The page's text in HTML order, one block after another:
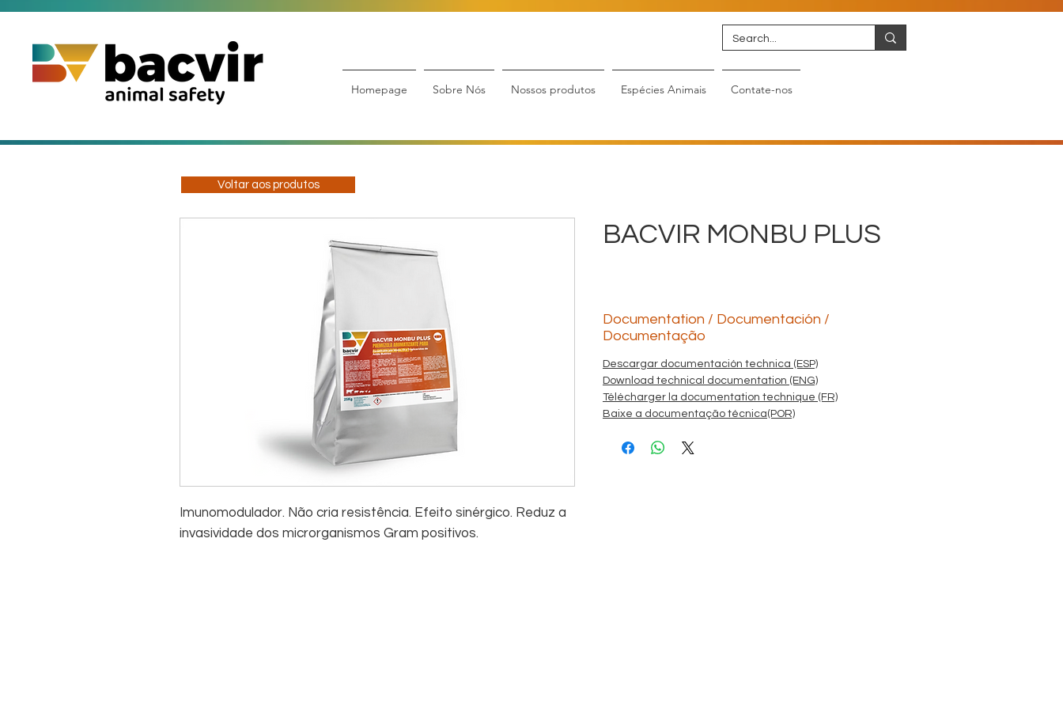
Homepage Sobre Nós Nossos produtos Espécies Animais Contate-nos
Voltar aos produtos
Imunomodulador. Não cria resistência. Efeito sinérgico. Reduz a
invasividade dos microrganismos Gram positivos.
BACVIR MONBU PLUS
Documentation / Documentación /
Documentação
Descargar documentación technica (ESP)
Download technical documentation (ENG)
Télécharger la documentation technique (FR)
Baixe a documentação técnica(POR)